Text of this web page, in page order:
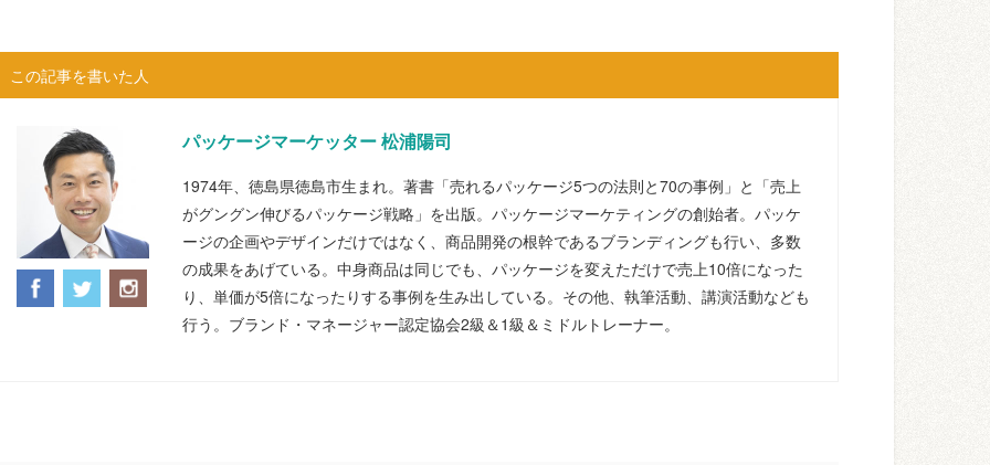
この記事を書いた人
パッケージマーケッター 松浦陽司
1974年、徳島県徳島市生まれ。著書「売れるパッケージ5つの法則と70の事例」と「売上
がグングン伸びるパッケージ戦略」を出版。パッケージマーケティングの創始者。パッケ
ージの企画やデザインだけではなく、商品開発の根幹であるブランディングも行い、多数
の成果をあげている。中身商品は同じでも、パッケージを変えただけで売上10倍になった
り、単価が5倍になったりする事例を生み出している。その他、執筆活動、講演活動なども
行う。ブランド・マネージャー認定協会2級＆1級＆ミドルトレーナー。